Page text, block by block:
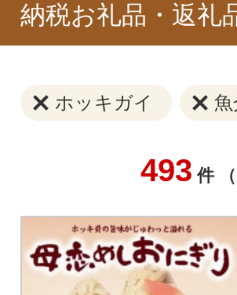
納税お礼品・返礼
ホッキガイ 魚
493 件